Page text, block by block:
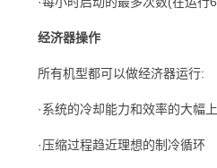
经济器操作
所有机型都可以做经济器运行:
·系统的冷却能力和效率的大幅
·压缩过程趋近理想的制冷循环